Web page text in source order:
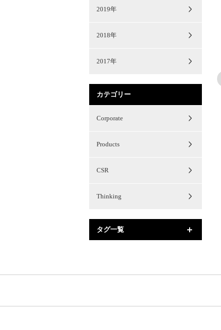
2019年
2018年
2017年
カテゴリー
Corporate
Products
CSR
Thinking
タグ一覧